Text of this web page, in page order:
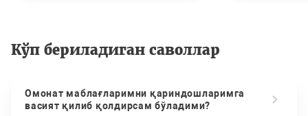
Кўп бериладиган саволлар
Омонат маблағларимни қариндошларимга
васият қилиб қолдирсам бўладими?